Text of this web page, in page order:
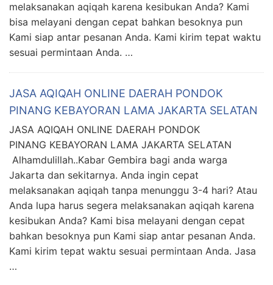
melaksanakan aqiqah karena kesibukan Anda? Kami
bisa melayani dengan cepat bahkan besoknya pun
Kami siap antar pesanan Anda. Kami kirim tepat waktu
sesuai permintaan Anda. …
JASA AQIQAH ONLINE DAERAH PONDOK
PINANG KEBAYORAN LAMA JAKARTA SELATAN
JASA AQIQAH ONLINE DAERAH PONDOK
PINANG KEBAYORAN LAMA JAKARTA SELATAN
Alhamdulillah..Kabar Gembira bagi anda warga
Jakarta dan sekitarnya. Anda ingin cepat
melaksanakan aqiqah tanpa menunggu 3-4 hari? Atau
Anda lupa harus segera melaksanakan aqiqah karena
kesibukan Anda? Kami bisa melayani dengan cepat
bahkan besoknya pun Kami siap antar pesanan Anda.
Kami kirim tepat waktu sesuai permintaan Anda. Jasa
…